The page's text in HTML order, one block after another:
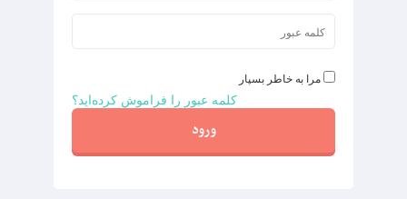
مرا به خاطر بسپار
کلمه عبور را فراموش کرده‌اید؟